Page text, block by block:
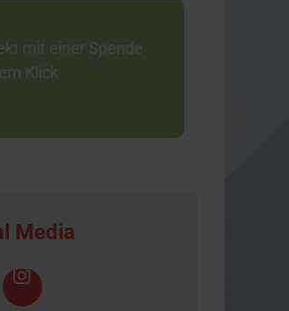
mit einer Spende
Klick:
Media